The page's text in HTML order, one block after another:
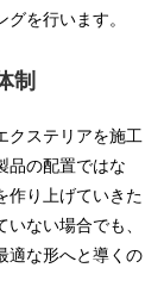
を行います。
制
クステリアを施工
品の配置ではな
作り上げていきた
ない場合でも、
適な形へと導くの